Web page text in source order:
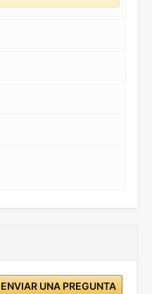
ENVIAR UNA PREGUNTA